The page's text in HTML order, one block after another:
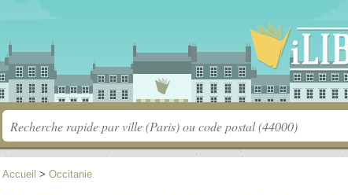
Accueil > Occitanie